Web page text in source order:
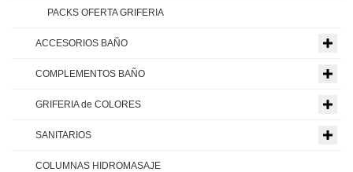
PACKS OFERTA GRIFERIA
ACCESORIOS BAÑO
COMPLEMENTOS BAÑO
GRIFERIA de COLORES
SANITARIOS
COLUMNAS HIDROMASAJE